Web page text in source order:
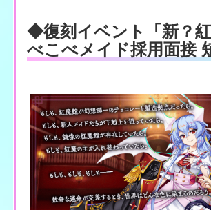
◆復刻イベント「新？
べこべメイド採用面接